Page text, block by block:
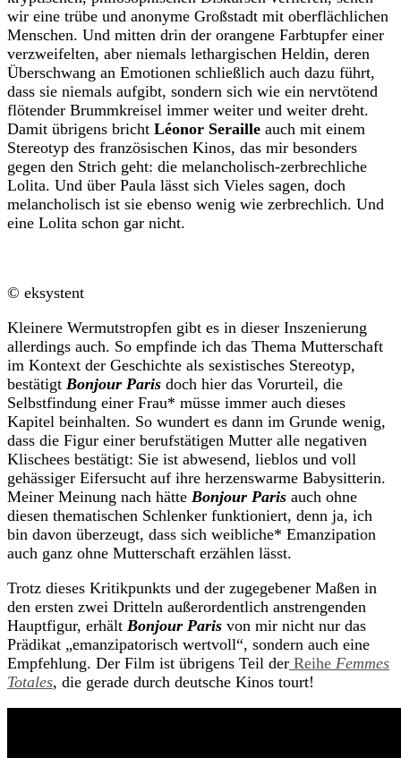
wir eine trübe und anonyme Großstadt mit oberflächlichen
Menschen. Und mitten drin der orangene Farbtupfer einer
verzweifelten, aber niemals lethargischen Heldin, deren
Überschwang an Emotionen schließlich auch dazu führt,
dass sie niemals aufgibt, sondern sich wie ein nervtötend
flötender Brummkreisel immer weiter und weiter dreht.
Damit übrigens bricht Léonor Seraille auch mit einem
Stereotyp des französischen Kinos, das mir besonders
gegen den Strich geht: die melancholisch-zerbrechliche
Lolita. Und über Paula lässt sich Vieles sagen, doch
melancholisch ist sie ebenso wenig wie zerbrechlich. Und
eine Lolita schon gar nicht.
© eksystent
Kleinere Wermutstropfen gibt es in dieser Inszenierung
allerdings auch. So empfinde ich das Thema Mutterschaft
im Kontext der Geschichte als sexistisches Stereotyp,
bestätigt Bonjour Paris doch hier das Vorurteil, die
Selbstfindung einer Frau* müsse immer auch dieses
Kapitel beinhalten. So wundert es dann im Grunde wenig,
dass die Figur einer berufstätigen Mutter alle negativen
Klischees bestätigt: Sie ist abwesend, lieblos und voll
gehässiger Eifersucht auf ihre herzenswarme Babysitterin.
Meiner Meinung nach hätte Bonjour Paris auch ohne
diesen thematischen Schlenker funktioniert, denn ja, ich
bin davon überzeugt, dass sich weibliche* Emanzipation
auch ganz ohne Mutterschaft erzählen lässt.
Trotz dieses Kritikpunkts und der zugegebener Maßen in
den ersten zwei Dritteln außerordentlich anstrengenden
Hauptfigur, erhält Bonjour Paris von mir nicht nur das
Prädikat „emanzipatorisch wertvoll“, sondern auch eine
Empfehlung. Der Film ist übrigens Teil der Reihe Femmes
Totales, die gerade durch deutsche Kinos tourt!